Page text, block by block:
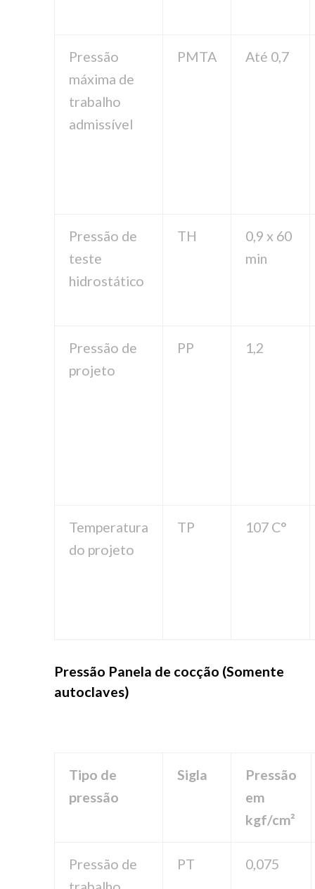
Pressão
máxima de
trabalho
admissível
PMTA Até 0,7
Pressão de
teste
hidrostático
TH
0,9 x 60
min
Pressão de
projeto
PP 1,2
Temperatura
do projeto
TP 107 C°
Pressão Panela de cocção (Somente
autoclaves)
Tipo de
pressão
Sigla
Pressão
em
kgf/cm²
Pressão de
PT 0,075